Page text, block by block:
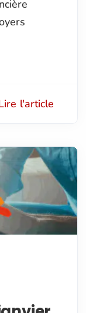
l'article